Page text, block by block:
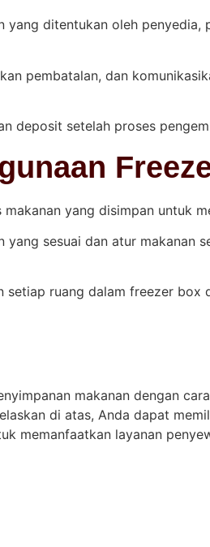
yang ditentukan oleh
pembatalan, dan
deposit setelah proses
yang disimpan untuk
sesuai dan atur makanan
setiap ruang dalam freezer
makanan dengan
di atas, Anda dapat
memanfaatkan layanan